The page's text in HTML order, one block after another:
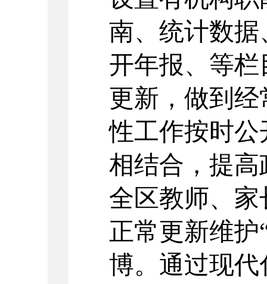
南、统计数
开年报、等
更新，做到
性工作按时
相结合，提
全区教师、
正常更新维护
博。通过现